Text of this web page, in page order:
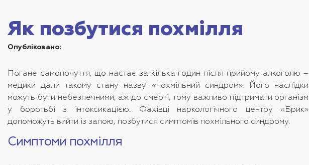
Як позбутися похмілля
Опубліковано:
Погане самопочуття, що настає за кілька годин після прийому алкоголю –
медики дали такому стану назву «похмільний синдром». Його наслідки
можуть бути небезпечними, аж до смерті, тому важливо підтримати організм
у боротьбі з інтоксикацією. Фахівці наркологічного центру «Брик»
допоможуть вийти із запою, позбутися симптомів похмільного синдрому.
Симптоми похмілля